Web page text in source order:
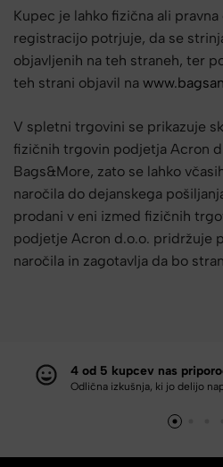
Kupec je lahko fizična ali
registracijo potrjuje, da se
objavljenih na teh straneh, ter
teh strani objavil na
V spletni trgovini se prikazuje
fizičnih trgovin podjetja Acron
Bags&More, zato se lahko
naročila do dejanskega
prodani v eni izmed fizičnih
podjetje Acron d.o.o. pridržuje
naročila in zagotavlja da bo
4 od 5 kupcev nas
Odlična izkušnja, ki jo delijo